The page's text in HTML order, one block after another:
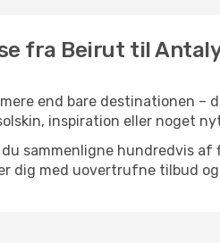
fra Beirut til
end bare destinationen
inspiration eller noget
du sammenligne hundredvis
dig med uovertrufne tilbud